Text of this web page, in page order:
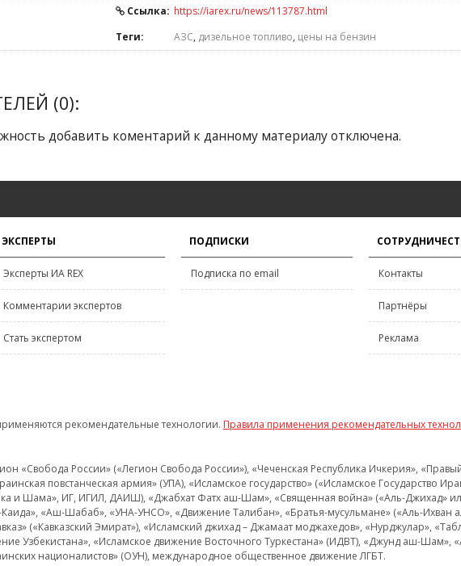
Ссылка: https://iarex.ru/news/113787.html
Теги: АЗС, дизельное топливо, цены на бензин
(0):
добавить коментарий к данному материалу отключена.
ЭКСПЕРТЫ
Эксперты ИА REX
Комментарии экспертов
Стать экспертом
ПОДПИСКИ
Подписка по email Контакты
Партнёры
Реклама
рекомендательные технологии. Правила применения рекомендательных
«Свобода России» («Легион Свобода России»), «Чеченская Республика Ичкерия», «Правый
повстанческая армия» (УПА), «Исламское государство» («Исламское Государство
и Шама», ИГ, ИГИЛ, ДАИШ), «Джабхат Фатх аш-Шам», «Священная война» («Аль-Джихад»
«Аш-Шабаб», «УНА-УНСО», «Движение Талибан», «Братья-мусульмане» («Аль-Ихван
(«Кавказский Эмират»), «Исламский джихад – Джамаат моджахедов», «Нурджулар»,
Узбекистана», «Исламское движение Восточного Туркестана» (ИДВТ), «Джунд аш-Шам»,
националистов» (ОУН), международное общественное движение ЛГБТ.